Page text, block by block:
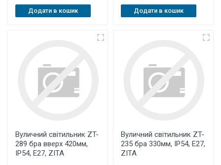
Додати в кошик Додати в кошик
Вуличний світильник ZT-
289 бра вверх 420мм,
IP54, E27, ZITA
Вуличний світильник ZT-
235 бра 330мм, IP54, E27,
ZITA